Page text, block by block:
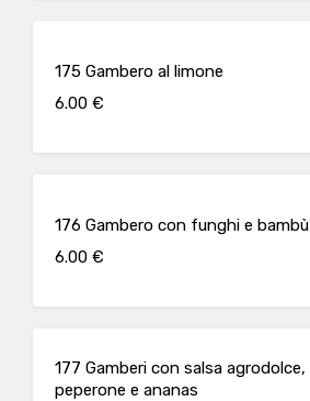
175 Gambero al limone
6.00 €
176 Gambero con funghi e bambù
6.00 €
177 Gamberi con salsa agrodolce,
peperone e ananas